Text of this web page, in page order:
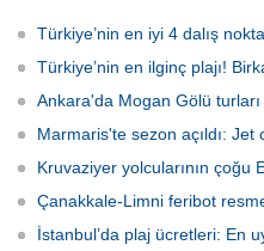
Norveç Fiyortları, İzlanda ve Kuzey
Avrupa rotalarına ilgi artarken, deneyim
odaklı seyahat anlayışı sektörün yeni
büyüme alanı olarak öne çıkıyor.
Türkiye’nin en iyi 4 dalış
Türkiye’nin en ilginç plajı!
Ankara'da Mogan Gölü turları
Marmaris'te sezon açıldı:
Kruvaziyer yolcularının çoğu
Çanakkale-Limni feribot
İstanbul’da plaj ücretleri: En